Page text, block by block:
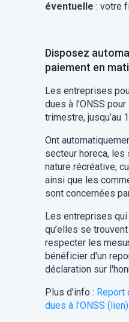
éventuelle : votre
Disposez
paiement en
Les entreprises
dues à l’ONSS
trimestre, jusqu’au
Ont
secteur horeca,
nature récréative,
ainsi que les
sont concernées
Les entreprises
qu’elles se
respecter les
bénéficier d'un
déclaration sur
Plus d'info : Report
dues à l’ONSS (lien)